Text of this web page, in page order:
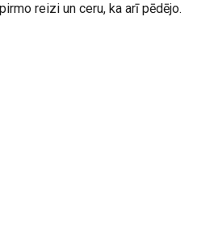
reizi un ceru, ka arī pēdējo.